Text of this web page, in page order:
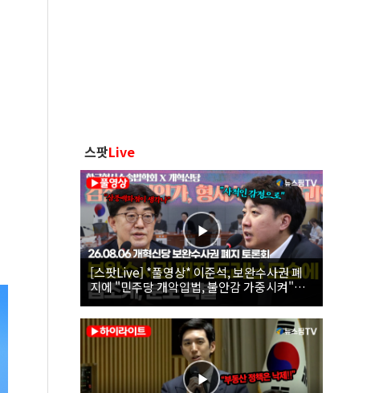
스팟Live
[스팟Live] *풀영상* 이준석, 보완수사권 폐
지에 "민주당 개악입법, 불안감 가중시켜"｜
26.08.06 개혁신당 보완수사권 폐지 토론회